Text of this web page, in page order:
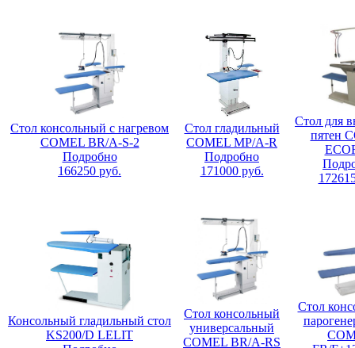
Стол консольный с нагревом
COMEL BR/A-S-2
Подробно
166250 руб.
Стол гладильный
COMEL MP/A-R
Подробно
171000руб.
Стол для
пятен
Консольный гладильный стол
KS200/D LELIT
Стол консольный
универсальный
COMEL BR/A-RS
Стол